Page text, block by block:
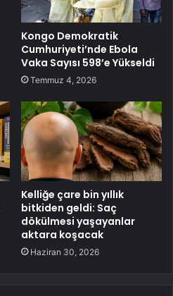
Kongo Demokratik
Cumhuriyeti’nde Ebola
Vaka Sayısı 598’e Yükseldi
Temmuz 4, 2026
Kelliğe çare bin yıllık
bitkiden geldi: Saç
dökülmesi yaşayanlar
aktara koşacak
Haziran 30, 2026